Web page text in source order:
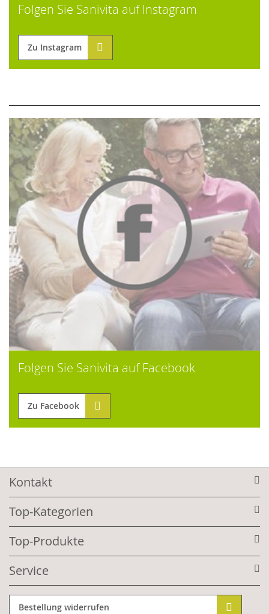
Folgen Sie Sanivita auf Instagram
Zu Instagram
Folgen Sie Sanivita auf Facebook
Zu Facebook
Kontakt
Top-Kategorien
Top-Produkte
Service
Bestellung widerrufen